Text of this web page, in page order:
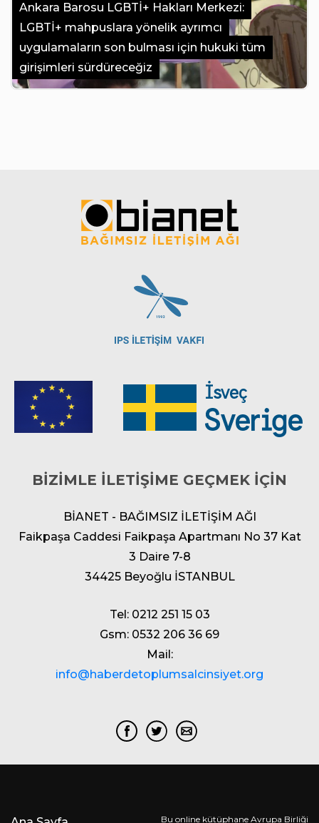
Ankara Barosu LGBTİ+ Hakları Merkezi:
LGBTİ+ mahpuslara yönelik ayrımcı
uygulamaların son bulması için hukuki tüm
girişimleri sürdüreceğiz
BİZİMLE İLETİŞİME GEÇMEK İÇİN
BİANET - BAĞIMSIZ İLETİŞİM AĞI
Faikpaşa Caddesi Faikpaşa Apartmanı No 37 Kat
3 Daire 7-8
34425 Beyoğlu İSTANBUL
Tel: 0212 251 15 03
Gsm: 0532 206 36 69
Mail:
info@haberdetoplumsalcinsiyet.org
Bu online kütüphane Avrupa Birliği